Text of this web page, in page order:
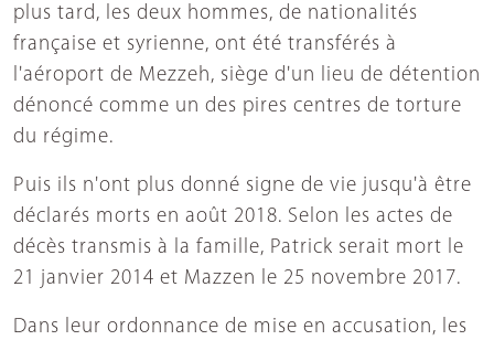
plus tard, les deux hommes, de nationalités
française et syrienne, ont été transférés à
l'aéroport de Mezzeh, siège d'un lieu de détention
dénoncé comme un des pires centres de torture
du régime.
Puis ils n'ont plus donné signe de vie jusqu'à être
déclarés morts en août 2018. Selon les actes de
décès transmis à la famille, Patrick serait mort le
21 janvier 2014 et Mazzen le 25 novembre 2017.
Dans leur ordonnance de mise en accusation, les